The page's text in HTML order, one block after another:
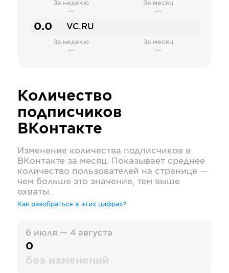
За неделю
—
За месяц
—
0.0 VC.RU
За неделю
—
За месяц
—
Количество
подписчиков
ВКонтакте
Изменение количества подписчиков в
ВКонтакте за месяц. Показывает среднее
количество пользователей на странице —
чем больше это значение, тем выше
охваты.
Как разобраться в этих цифрах?
6 июля — 4 августа
0
без изменений